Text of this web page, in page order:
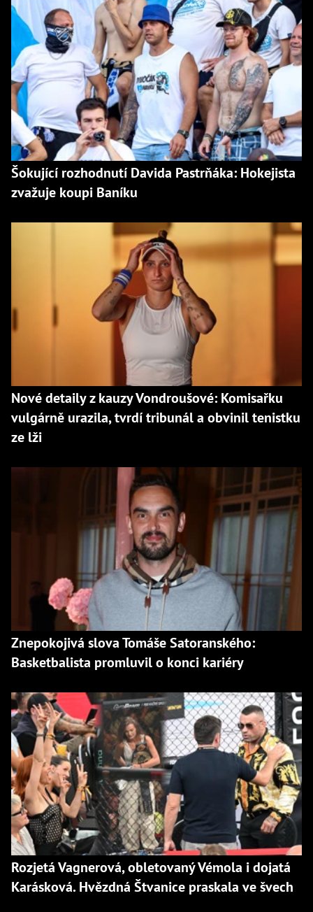
Šokující rozhodnutí Davida Pastrňáka: Hokejista
zvažuje koupi Baníku
Nové detaily z kauzy Vondroušové: Komisařku
vulgárně urazila, tvrdí tribunál a obvinil tenistku
ze lži
Znepokojivá slova Tomáše Satoranského:
Basketbalista promluvil o konci kariéry
Rozjetá Vagnerová, obletovaný Vémola i dojatá
Karásková. Hvězdná Štvanice praskala ve švech